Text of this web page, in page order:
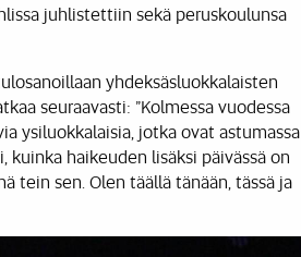
juhlistettiin sekä peruskoulunsa
yhdeksäsluokkalaisten
seuraavasti: ”Kolmessa vuodessa
ysiluokkalaisia, jotka ovat astumassa
haikeuden lisäksi päivässä on
tein sen. Olen täällä tänään, tässä ja